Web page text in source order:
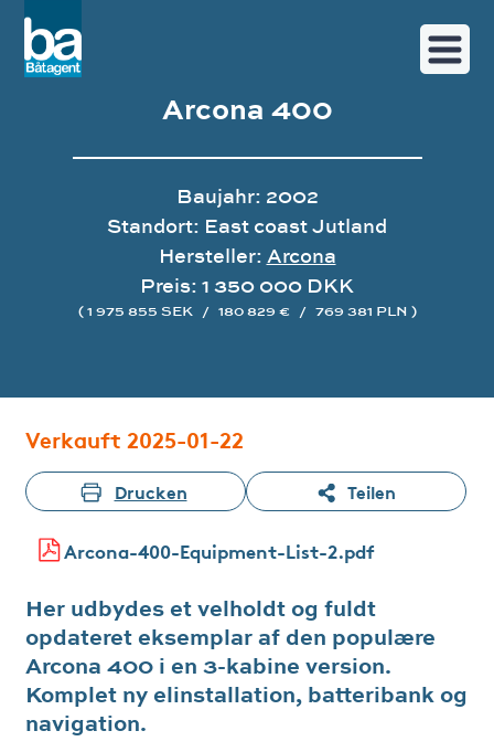
Arcona 400
Baujahr: 2002
Standort: East coast Jutland
Hersteller: Arcona
Preis: 1 350 000 DKK
( 1 975 855 SEK / 180 829 € / 769 381 PLN )
Verkauft 2025-01-22
Drucken Teilen
Arcona-400-Equipment-List-2.pdf
Her udbydes et velholdt og fuldt
opdateret eksemplar af den populære
Arcona 400 i en 3-kabine version.
Komplet ny elinstallation, batteribank og
navigation.